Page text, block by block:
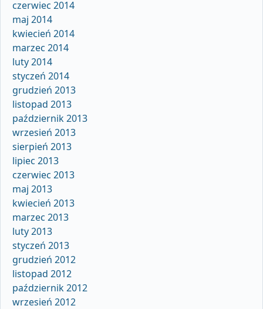
czerwiec 2014
maj 2014
kwiecień 2014
marzec 2014
luty 2014
styczeń 2014
grudzień 2013
listopad 2013
październik 2013
wrzesień 2013
sierpień 2013
lipiec 2013
czerwiec 2013
maj 2013
kwiecień 2013
marzec 2013
luty 2013
styczeń 2013
grudzień 2012
listopad 2012
październik 2012
wrzesień 2012